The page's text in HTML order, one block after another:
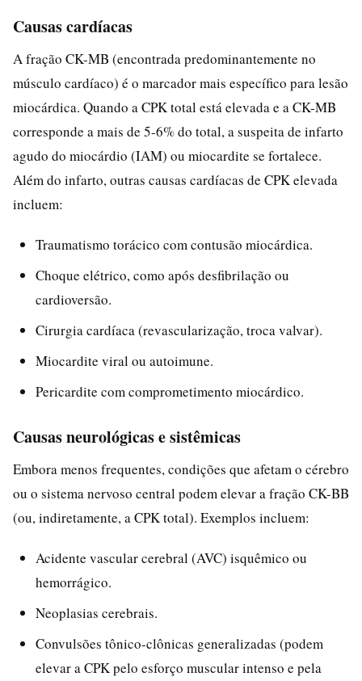
Causas cardíacas
A fração CK-MB (encontrada predominantemente no
músculo cardíaco) é o marcador mais específico para lesão
miocárdica. Quando a CPK total está elevada e a CK-MB
corresponde a mais de 5-6% do total, a suspeita de infarto
agudo do miocárdio (IAM) ou miocardite se fortalece.
Além do infarto, outras causas cardíacas de CPK elevada
incluem:
Traumatismo torácico com contusão miocárdica.
Choque elétrico, como após desfibrilação ou
cardioversão.
Cirurgia cardíaca (revascularização, troca valvar).
Miocardite viral ou autoimune.
Pericardite com comprometimento miocárdico.
Causas neurológicas e sistêmicas
Embora menos frequentes, condições que afetam o cérebro
ou o sistema nervoso central podem elevar a fração CK-BB
(ou, indiretamente, a CPK total). Exemplos incluem:
Acidente vascular cerebral (AVC) isquêmico ou
hemorrágico.
Neoplasias cerebrais.
Convulsões tônico-clônicas generalizadas (podem
elevar a CPK pelo esforço muscular intenso e pela